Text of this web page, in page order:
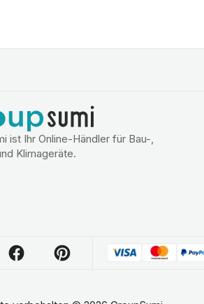
ist Ihr Online-Händler für Bau-,
Klimageräte.